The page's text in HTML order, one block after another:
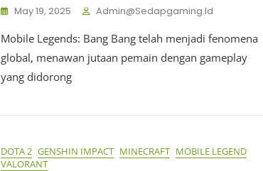
May 19, 2025 Admin@sedapgaming.id
Mobile Legends: Bang Bang telah menjadi fenomena
global, menawan jutaan pemain dengan gameplay
yang didorong
DOTA 2 GENSHIN IMPACT MINECRAFT MOBILE LEGEND
VALORANT